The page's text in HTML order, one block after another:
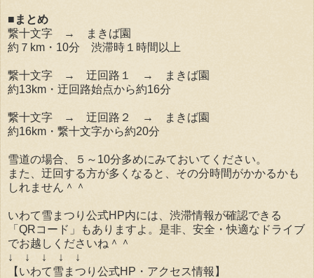
■まとめ
繋十文字 → まきば園
約７km・10分 渋滞時１時間以上
繋十文字 → 迂回路１ → まきば園
約13km・迂回路始点から約16分
繋十文字 → 迂回路２ → まきば園
約16km・繋十文字から約20分
雪道の場合、５～10分多めにみておいてください。
また、迂回する方が多くなると、その分時間がかかるかも
しれません＾＾
いわて雪まつり公式HP内には、渋滞情報が確認できる
「QRコード」もありますよ。是非、安全・快適なドライブ
でお越しくださいね＾＾
↓ ↓ ↓ ↓ ↓
【いわて雪まつり公式HP・アクセス情報】